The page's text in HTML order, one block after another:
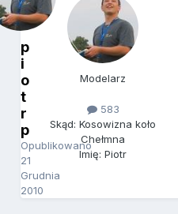
p
i
o
t
r
p
Opublikowano
21
Grudnia
2010
Modelarz
583
Skąd: Kosowizna koło
Chełmna
Imię: Piotr